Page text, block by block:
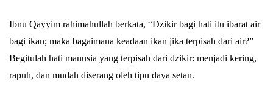
Ibnu Qayyim rahimahullah berkata, “Dzikir bagi hati itu ibarat air
bagi ikan; maka bagaimana keadaan ikan jika terpisah dari air?”
Begitulah hati manusia yang terpisah dari dzikir: menjadi kering,
rapuh, dan mudah diserang oleh tipu daya setan.